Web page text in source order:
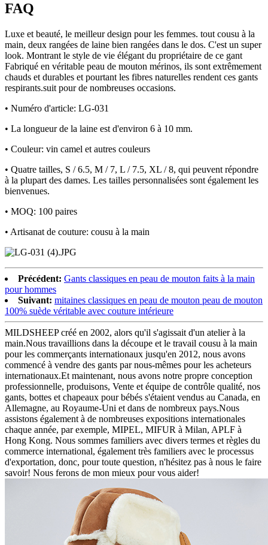
FAQ
Luxe et beauté, le meilleur design pour les femmes. tout cousu à la
main, deux rangées de laine bien rangées dans le dos. C'est un super
look. Montrant le style de vie élégant du propriétaire de ce gant
Fabriqué en véritable peau de mouton mérinos, ils sont extrêmement
chauds et durables et pourtant les fibres naturelles rendent ces gants
respirants.suit pour de nombreuses occasions.
• Numéro d'article: LG-031
• La longueur de la laine est d'environ 6 à 10 mm.
• Couleur: vin camel et autres couleurs
• Quatre tailles, S / 6.5, M / 7, L / 7.5, XL / 8, qui peuvent répondre
à la plupart des dames. Les tailles personnalisées sont également les
bienvenues.
• MOQ: 100 paires
• Artisanat de couture: cousu à la main
Précédent: Gants classiques en peau de mouton faits à la main
pour hommes
Suivant: mitaines classiques en peau de mouton peau de mouton
100% suède véritable avec couture intérieure
MILDSHEEP créé en 2002, alors qu'il s'agissait d'un atelier à la
main.Nous travaillions dans la découpe et le travail cousu à la main
pour les commerçants internationaux jusqu'en 2012, nous avons
commencé à vendre des gants par nous-mêmes pour les acheteurs
internationaux.Et maintenant, nous avons notre propre conception
professionnelle, produisons, Vente et équipe de contrôle qualité, nos
gants, bottes et chapeaux pour bébés s'étaient vendus au Canada, en
Allemagne, au Royaume-Uni et dans de nombreux pays.Nous
assistons également à de nombreuses expositions internationales
chaque année, par exemple, MIPEL, MIFUR à Milan, APLF à
Hong Kong. Nous sommes familiers avec divers termes et règles du
commerce international, également très familiers avec le processus
d'exportation, donc, pour toute question, n'hésitez pas à nous le faire
savoir! Nous ferons de mon mieux pour vous aider!